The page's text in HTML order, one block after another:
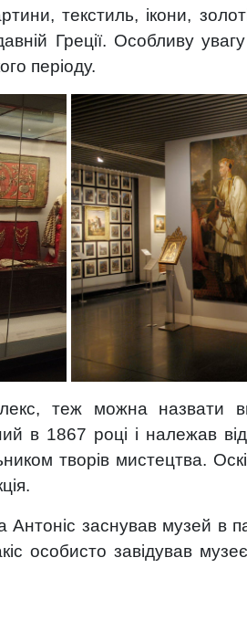
текстиль, ікони,
Греції. Особливу
періоду.
теж можна назвати
в 1867 році і належав
творів мистецтва.
заснував музей в
особисто завідував